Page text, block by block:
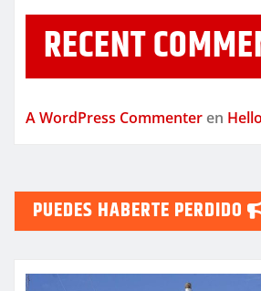
RECENT
A WordPress Commenter en
PUEDES HABERTE PERDIDO